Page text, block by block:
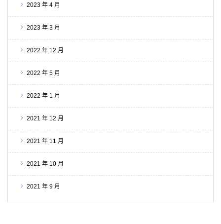
2023 年 4 月
2023 年 3 月
2022 年 12 月
2022 年 5 月
2022 年 1 月
2021 年 12 月
2021 年 11 月
2021 年 10 月
2021 年 9 月